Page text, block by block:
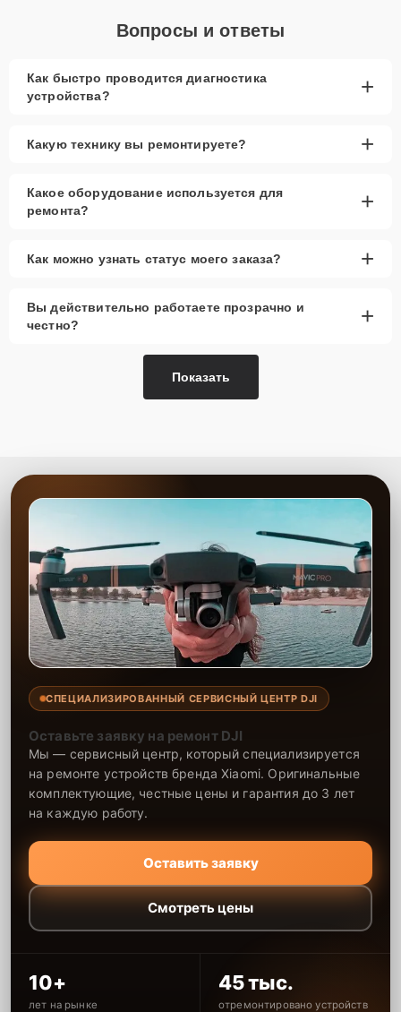
Вопросы и ответы
Как быстро проводится диагностика
устройства?
+
Какую технику вы ремонтируете? +
Какое оборудование используется для
ремонта?
+
Как можно узнать статус моего заказа? +
Вы действительно работаете прозрачно и
честно?
+
Показать
СПЕЦИАЛИЗИРОВАННЫЙ СЕРВИСНЫЙ ЦЕНТР DJI
Оставьте заявку на ремонт DJI
Мы — сервисный центр, который специализируется
на ремонте устройств бренда Xiaomi. Оригинальные
комплектующие, честные цены и гарантия до 3 лет
на каждую работу.
Оставить заявку
Смотреть цены
10+
лет на рынке
45 тыс.
отремонтировано устройств